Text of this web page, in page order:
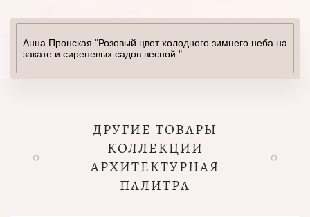
Анна Пронская "Розовый цвет холодного зимнего неба на
закате и сиреневых садов весной."
ДРУГИЕ ТОВАРЫ
КОЛЛЕКЦИИ
АРХИТЕКТУРНАЯ
ПАЛИТРА